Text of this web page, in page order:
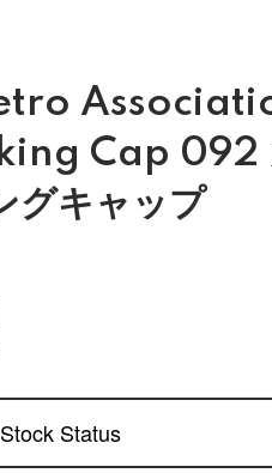
Cap 092
グキャップ
Status